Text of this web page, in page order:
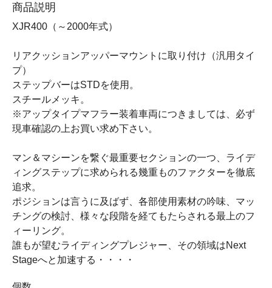
商品説明
XJR400（～2000年式）
リアクッションアッパーマウントに取り付け（汎用タイ
プ）
ステップバーはSTDを使用。
スチールメッキ。
※アップタイプマフラー装着車両につきましては、必ず
現車確認の上お買い求め下さい。
マン＆マシーンを繋ぐ最重要セクションの一つ、ライデ
ィングステップに求められる幾重ものファクターを徹底
追求。
ポジションは言うに及ばず、各部使用素材の吟味、マッ
チングの検討、様々な段階を経てもたらされる最上のフ
ィーリング。
誰もが望むライディングプレジャー、その領域はNext
Stageへと加速する・・・・